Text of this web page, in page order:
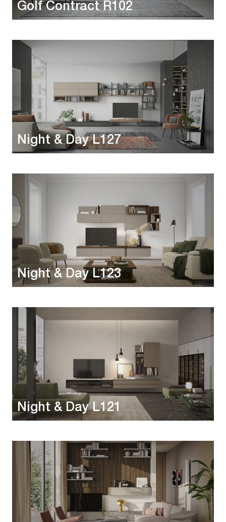
Golf Contract R102
Night & Day L127
Night & Day L123
Night & Day L121